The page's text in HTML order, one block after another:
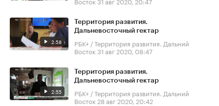
2:58
Территория развития.
Дальневосточный гектар
РБК+ / Территория развития. Дальний
Восток 31 авг 2020, 08:47
2:55
Территория развития.
Дальневосточный гектар
РБК+ / Территория развития. Дальний
Восток 28 авг 2020, 20:42